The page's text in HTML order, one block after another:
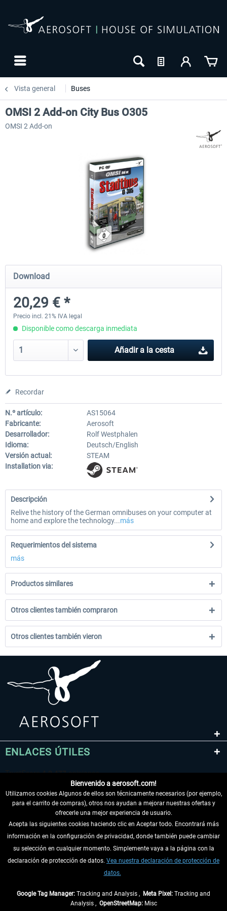
Vista general Buses
OMSI 2 Add-on Valiant Citybus 7700
Hybrid
12,19 € *
OMSI 2 Add-on IVECO Bus
OMSI 2 Add-on City Bus O305
OMSI 2 Add-on
Download
20,29 € *
Precio incl. 21% IVA legal
Disponible como descarga inmediata
Añadir a la cesta
Recordar
N.º artículo:
AS15064
Fabricante:
Aerosoft
Desarrollador:
Rolf Westphalen
Idioma:
Deutsch/English
Versión actual:
STEAM
Installation via:
Descripción
Relive the history of the German omnibuses on your computer at
home and explore the technology...más
Requerimientos del sistema
más
Productos similares
Otros clientes también compraron
Otros clientes también vieron
ENLACES ÚTILES
DESISTIR DEL CONTRATO
INFORMACIÓN
Bienvenido a aerosoft.com!
Utilizamos cookies Algunos de ellos son técnicamente necesarios (por ejemplo,
para el carrito de compras), otros nos ayudan a mejorar nuestras ofertas y
ofrecerle una mejor experiencia de usuario.
Acepta las siguientes cookies haciendo clic en Aceptar todo. Encontrará más
información en la configuración de privacidad, donde también puede cambiar
su selección en cualquier momento. Simplemente vaya a la página con la
declaración de protección de datos. Vea nuestra declaración de protección de
datos.
Google Tag Manager: Tracking and Analysis , Meta Pixel: Tracking and
Analysis , OpenStreetMap:Misc